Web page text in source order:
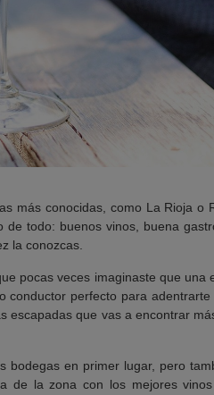
más conocidas, como La Rioja o
todo: buenos vinos, buena
la conozcas.
pocas veces imaginaste que una
conductor perfecto para
escapadas que vas a encontrar
en primer lugar, pero
de la zona con los mejores